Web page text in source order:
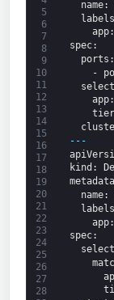
5
6
7
8
9
10
11
12
13
14
15
16
17
18
19
20
21
22
23
24
25
26
27
28
name:
labels
app:
spec:
ports :
-
app:
tier
---
kind :
metadata
name:
labels
app:
spec: